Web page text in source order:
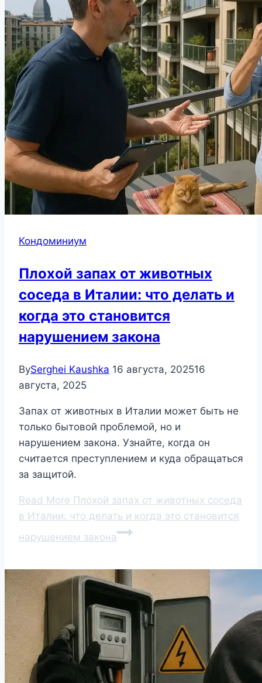
Кондоминиум
Плохой запах от животных
соседа в Италии: что делать и
когда это становится
нарушением закона
BySerghei Kaushka 16 августа, 202516
августа, 2025
Запах от животных в Италии может быть не
только бытовой проблемой, но и
нарушением закона. Узнайте, когда он
считается преступлением и куда обращаться
за защитой.
Read More Плохой запах от животных соседа
в Италии: что делать и когда это становится
нарушением закона